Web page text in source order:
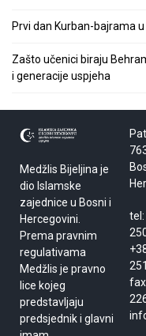
Prvi dan Kurban-bajrama
Zašto učenici biraju
i generacije uspjeha
Medžlis Bijeljina je
dio Islamske
zajednice u Bosni i
Hercegovini.
Prema pravnim
regulativama
Medžlis je pravno
lice kojeg
predstavljaju
predsjednik i glavni
251